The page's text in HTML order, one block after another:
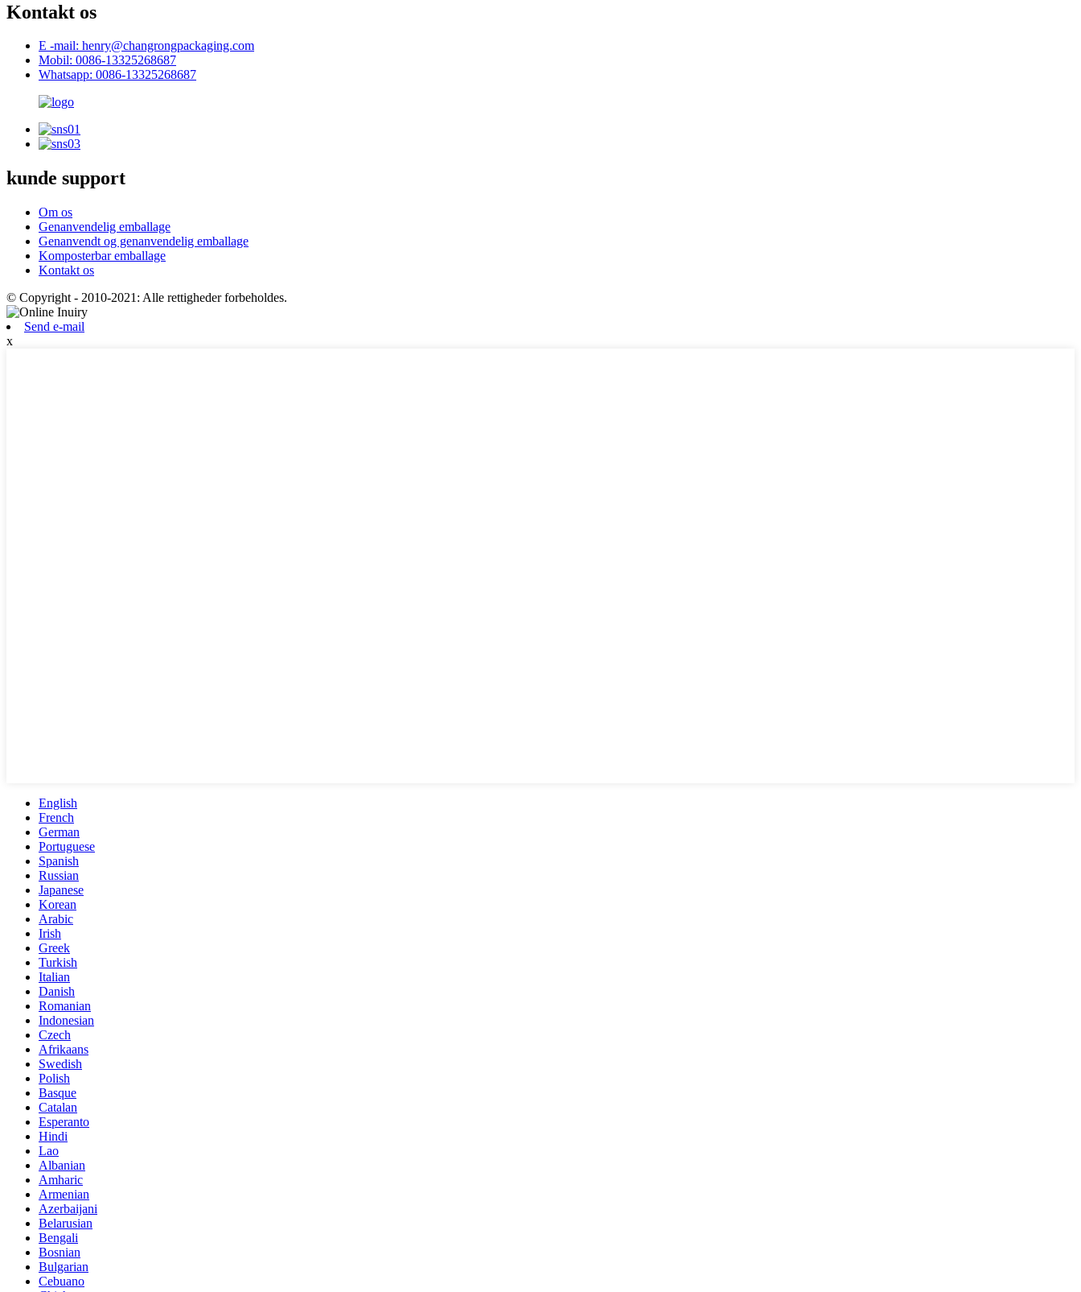
Kontakt os
E -mail: henry@changrongpackaging.com
Mobil: 0086-13325268687
Whatsapp: 0086-13325268687
kunde support
Om os
Genanvendelig emballage
Genanvendt og genanvendelig emballage
Komposterbar emballage
Kontakt os
© Copyright - 2010-2021: Alle rettigheder forbeholdes.
Send e-mail
x
English
French
German
Portuguese
Spanish
Russian
Japanese
Korean
Arabic
Irish
Greek
Turkish
Italian
Danish
Romanian
Indonesian
Czech
Afrikaans
Swedish
Polish
Basque
Catalan
Esperanto
Hindi
Lao
Albanian
Amharic
Armenian
Azerbaijani
Belarusian
Bengali
Bosnian
Bulgarian
Cebuano